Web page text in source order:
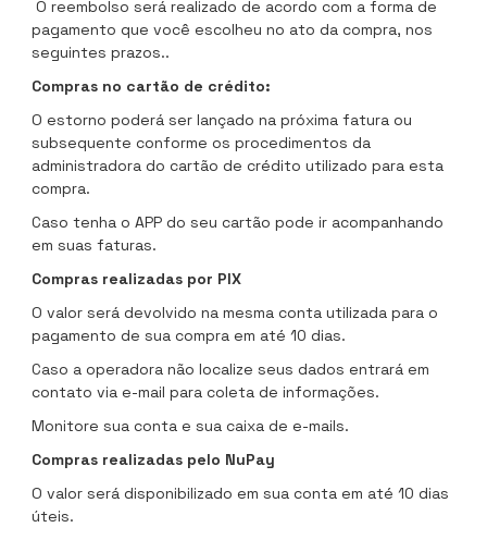
O reembolso será realizado de acordo com a forma de
pagamento que você escolheu no ato da compra, nos
seguintes prazos..
Compras no cartão de crédito:
O estorno poderá ser lançado na próxima fatura ou
subsequente conforme os procedimentos da
administradora do cartão de crédito utilizado para esta
compra.
Caso tenha o APP do seu cartão pode ir acompanhando
em suas faturas.
Compras realizadas por PIX
O valor será devolvido na mesma conta utilizada para o
pagamento de sua compra em até 10 dias.
Caso a operadora não localize seus dados entrará em
contato via e-mail para coleta de informações.
Monitore sua conta e sua caixa de e-mails.
Compras realizadas pelo NuPay
O valor será disponibilizado em sua conta em até 10 dias
úteis.